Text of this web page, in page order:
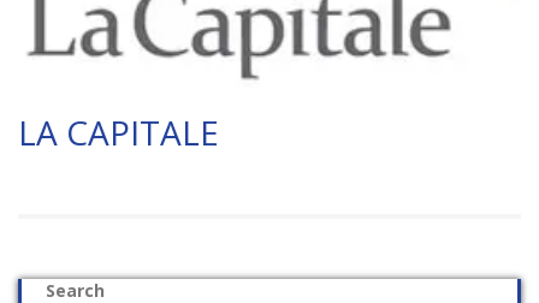
LA CAPITALE
Search